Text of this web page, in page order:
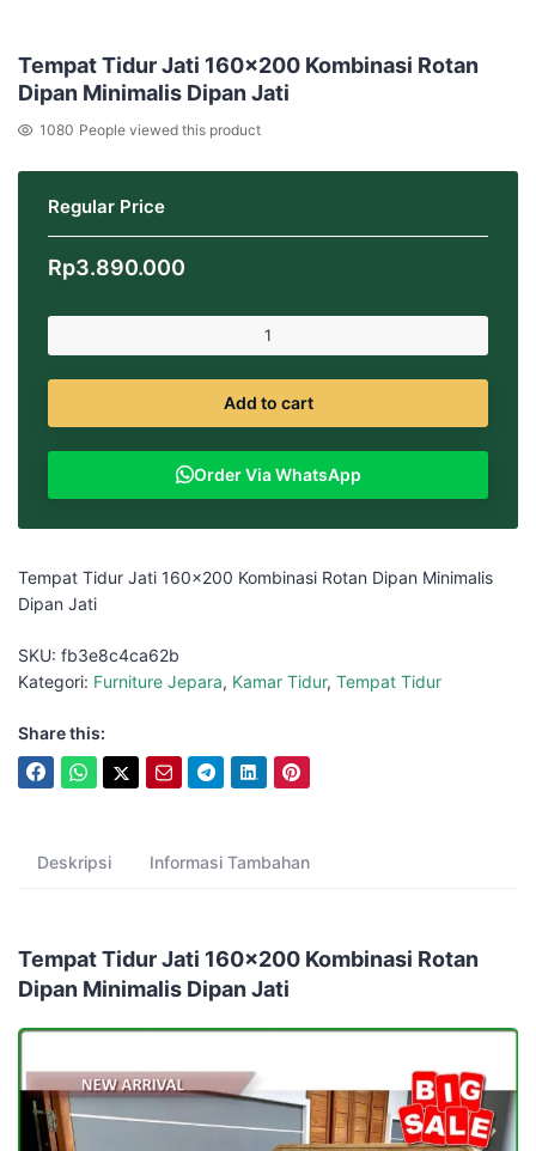
Tempat Tidur Jati 160×200 Kombinasi Rotan
Dipan Minimalis Dipan Jati
1080 People viewed this product
Regular Price
Rp3.890.000
Add to cart
Order Via WhatsApp
Tempat Tidur Jati 160×200 Kombinasi Rotan Dipan Minimalis
Dipan Jati
SKU: fb3e8c4ca62b
Kategori: Furniture Jepara, Kamar Tidur, Tempat Tidur
Share this:
Deskripsi Informasi Tambahan
Tempat Tidur Jati 160x200 Kombinasi Rotan
Dipan Minimalis Dipan Jati